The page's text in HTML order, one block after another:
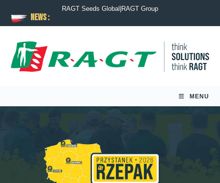
News :
RAGT Seeds Global RAGT Group
MENU